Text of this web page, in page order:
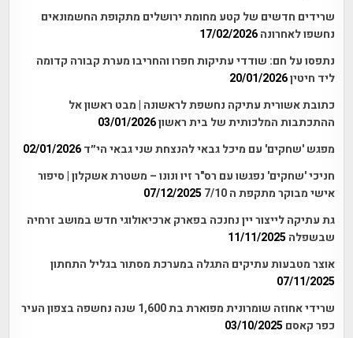
שרידים חדשים של קטע מחומת ירושלים מתקופת החשמונאים
נחשפו לאחרונה 17/02/2026
נתפסו על חם: שודדי עתיקות חפרו והחריבו מערת קבורה קדומה
ליד חיטין20/01/2026
כתובת אשורית עתיקה נחשפת לראשונה | מבט ראשון אל
ההתכתבות המלכותית של בית ראשון03/01/2026
מפגש 'שחקים' עם מיכל גבאי להנצחת שני גבאי הי״ד 02/01/2026
חניכי 'שחקים' נפגשו עם רס"ר זיו ונונו – משטרת אשקלון | סיפור
אישי מבוקר מתקפת ה 7/10
07/12/2025
גת עתיקה לייצור יין נחנכה בפארק ארכיאולוגי חדש במושב זרחיה
שבשפלה 11/11/2025
אוצר מטבעות עתיקים התגלה במערכת מסתור בגליל התחתון
07/11/2025
שרידי אחוזה שומרונית מפוארת בת 1,600 שנה נחשפה בצפון העיר
כפר קאסם 03/10/2025